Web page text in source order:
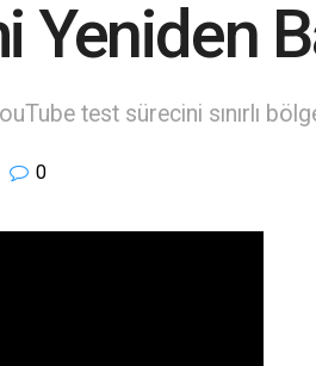
Yeniden
test sürecini sınırlı
0